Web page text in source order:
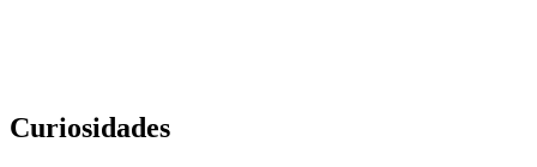
Curiosidades